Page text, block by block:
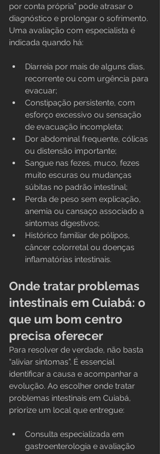
por conta própria” pode atrasar o
diagnóstico e prolongar o sofrimento.
Uma avaliação com especialista é
indicada quando há:
Diarreia por mais de alguns dias,
recorrente ou com urgência para
evacuar;
Constipação persistente, com
esforço excessivo ou sensação
de evacuação incompleta;
Dor abdominal frequente, cólicas
ou distensão importante;
Sangue nas fezes, muco, fezes
muito escuras ou mudanças
súbitas no padrão intestinal;
Perda de peso sem explicação,
anemia ou cansaço associado a
sintomas digestivos;
Histórico familiar de pólipos,
câncer colorretal ou doenças
inflamatórias intestinais.
Onde tratar problemas
intestinais em Cuiabá: o
que um bom centro
precisa oferecer
Para resolver de verdade, não basta
“aliviar sintomas”. É essencial
identificar a causa e acompanhar a
evolução. Ao escolher onde tratar
problemas intestinais em Cuiabá,
priorize um local que entregue:
Consulta especializada em
gastroenterologia e avaliação